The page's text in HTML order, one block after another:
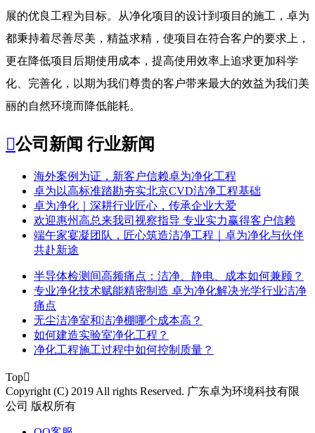
展的优良工程为目标。从净化项目的设计到项目的施工，卓为
都秉持着尽善尽美，精益求精，使项目在符合客户的要求上，
更在降低项目后期使用成本，提高使用效率上追求更加科学
化、完善化，以期为我们尊贵的客户带来最大的效益为我们美
丽的自然环境而降低能耗。
公司新闻 行业新闻
​海外案例为证，新客户信赖卓为净化工程
​卓为以高标准踏勘夯实北京CVD洁净工程基础
卓为净化｜深耕行业匠心，传承企业大爱
​欢迎惠州高总来我司视察指导 专业实力赢得客户信赖
端午家宴凝团队，匠心筑造洁净工程｜卓为净化与伙伴
共赴新途
半导体检测间高频痛点：洁净、静电、成本如何兼顾？
专业净化技术赋能精密制造 卓为净化解决光学行业洁净
痛点
无尘洁净室和洁净棚哪个成本高？
如何建造实验室净化工程？
净化工程施工过程中如何控制质量？
Top
Copyright (C) 2019 All rights Reserved. 广东卓为环境科技有限
公司 版权所有